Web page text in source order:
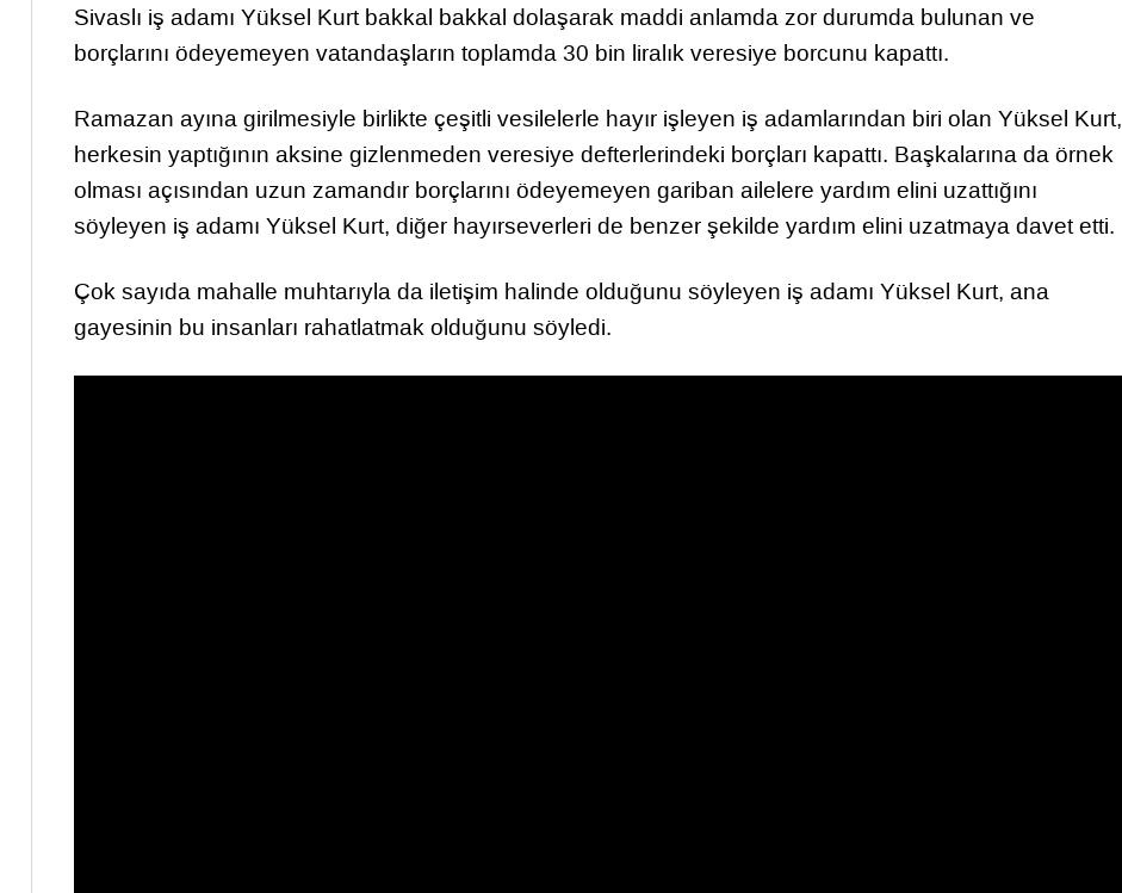
Sivaslı iş adamı Yüksel Kurt bakkal bakkal dolaşarak maddi anlamda zor durumda bulunan ve
borçlarını ödeyemeyen vatandaşların toplamda 30 bin liralık veresiye borcunu kapattı.
Ramazan ayına girilmesiyle birlikte çeşitli vesilelerle hayır işleyen iş adamlarından biri olan Yüksel Kurt,
herkesin yaptığının aksine gizlenmeden veresiye defterlerindeki borçları kapattı. Başkalarına da örnek
olması açısından uzun zamandır borçlarını ödeyemeyen gariban ailelere yardım elini uzattığını
söyleyen iş adamı Yüksel Kurt, diğer hayırseverleri de benzer şekilde yardım elini uzatmaya davet etti.
Çok sayıda mahalle muhtarıyla da iletişim halinde olduğunu söyleyen iş adamı Yüksel Kurt, ana
gayesinin bu insanları rahatlatmak olduğunu söyledi.